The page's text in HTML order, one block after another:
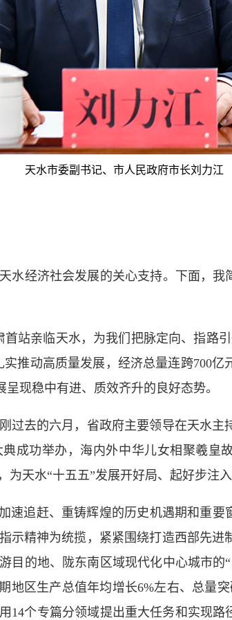
天水市委副书记、市人民政府市长刘力江
经济社会发展的关心支持。下面，我
亲临天水，为我们把脉定向、指路引
推动高质量发展，经济总量连跨700亿
现稳中有进、质效齐升的良好态势。
去的六月，省政府主要领导在天水主
成功举办，海内外中华儿女相聚羲皇
天水“十五五”发展开好局、起好步注入
追赶、重铸辉煌的历史机遇期和重要
示精神为统揽，紧紧围绕打造西部先进
目的地、陇东南区域现代化中心城市
地区生产总值年均增长6%左右、总量
14个专篇分领域提出重大任务和实现